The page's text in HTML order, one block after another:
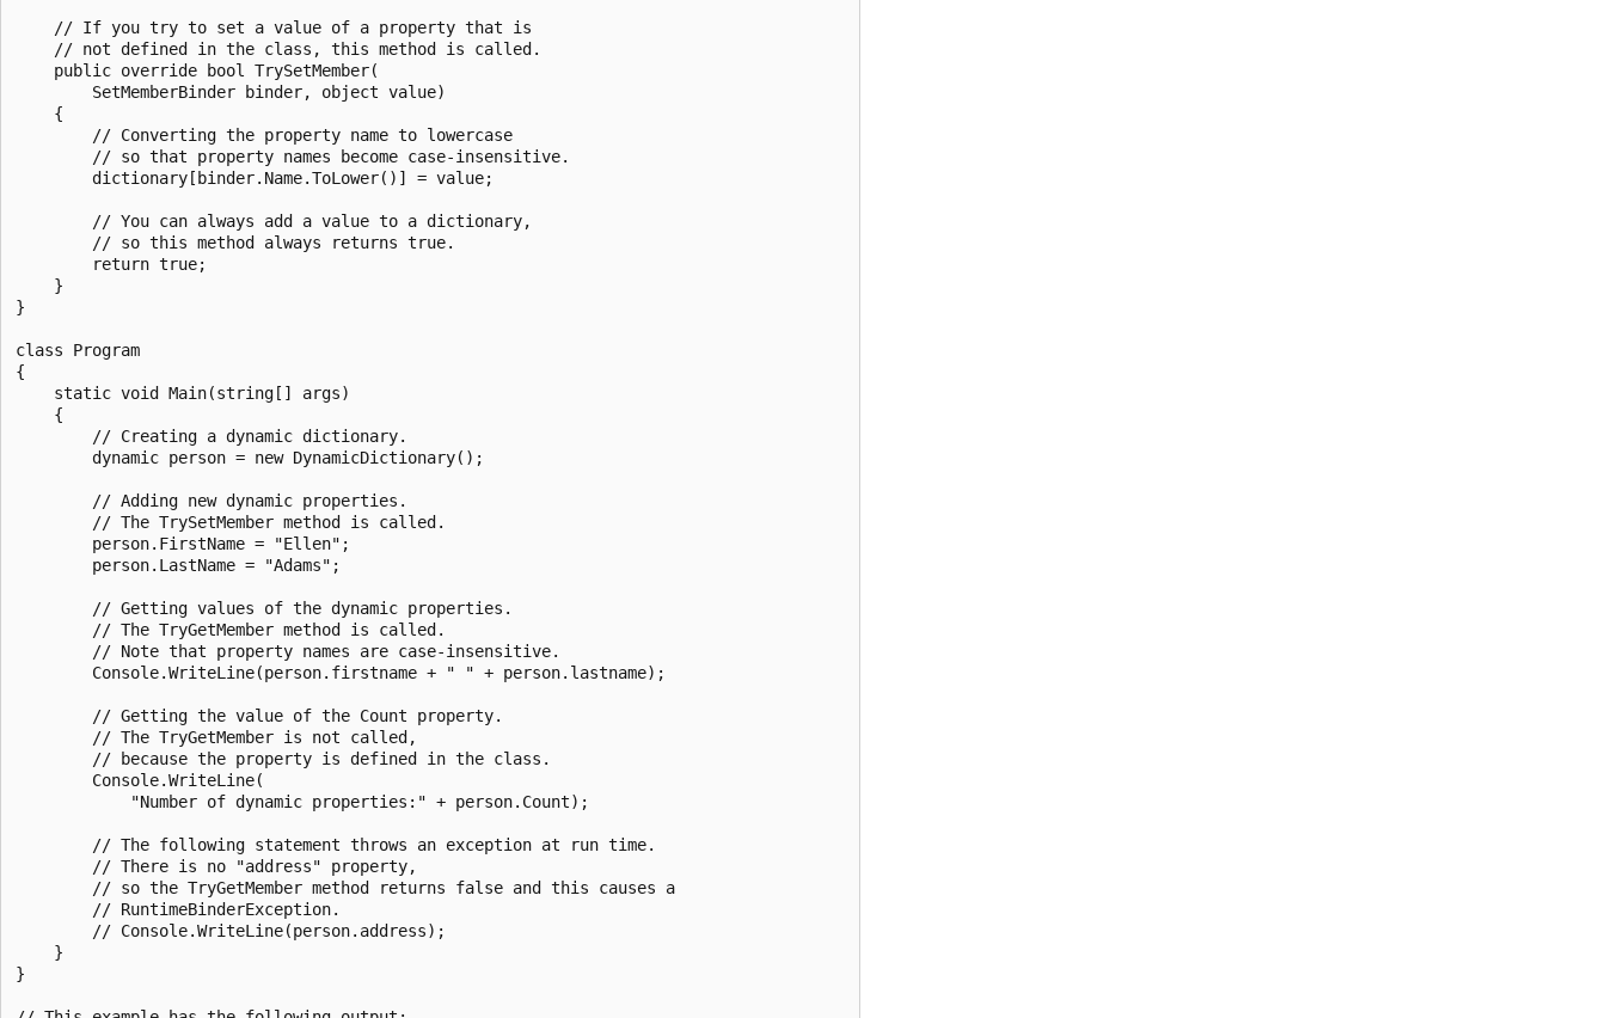
    // If you try to set a value of a property that is
    // not defined in the class, this method is called.
    public override bool TrySetMember(
        SetMemberBinder binder, object value)
    {
        // Converting the property name to lowercase
        // so that property names become case-insensitive.
        dictionary[binder.Name.ToLower()] = value;
        // You can always add a value to a dictionary,
        // so this method always returns true.
        return true;
    }
}
class Program
{
    static void Main(string[] args)
    {
        // Creating a dynamic dictionary.
        dynamic person = new DynamicDictionary();
        // Adding new dynamic properties.
        // The TrySetMember method is called.
        person.FirstName = "Ellen";
        person.LastName = "Adams";
        // Getting values of the dynamic properties.
        // The TryGetMember method is called.
        // Note that property names are case-insensitive.
        Console.WriteLine(person.firstname + " " + person.lastname);
        // Getting the value of the Count property.
        // The TryGetMember is not called,
        // because the property is defined in the class.
        Console.WriteLine(
            "Number of dynamic properties:" + person.Count);
        // The following statement throws an exception at run time.
        // There is no "address" property,
        // so the TryGetMember method returns false and this causes a
        // RuntimeBinderException.
        // Console.WriteLine(person.address);
    }
}